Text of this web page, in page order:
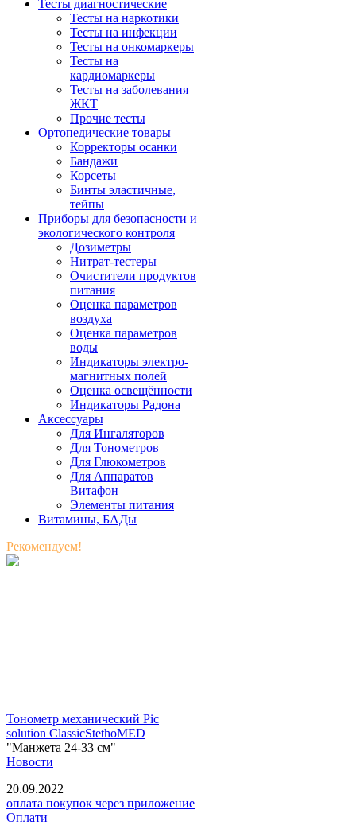
Тесты диагностические
Тесты на наркотики
Тесты на инфекции
Тесты на онкомаркеры
Тесты на
кардиомаркеры
Тесты на заболевания
ЖКТ
Прочие тесты
Ортопедические товары
Корректоры осанки
Бандажи
Корсеты
Бинты эластичные,
тейпы
Приборы для безопасности и
экологического контроля
Дозиметры
Нитрат-тестеры
Очистители продуктов
питания
Оценка параметров
воздуха
Оценка параметров
воды
Индикаторы электро-
магнитных полей
Оценка освещённости
Индикаторы Радона
Аксессуары
Для Ингаляторов
Для Тонометров
Для Глюкометров
Для Аппаратов
Витафон
Элементы питания
Витамины, БАДы
Рекомендуем!
Тонометр механический Pic
solution ClassicStethoMED
"Манжета 24-33 см"
Новости
20.09.2022
оплата покупок через приложение
Оплати